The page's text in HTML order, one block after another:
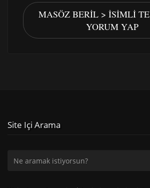
MASÖZ BERIL > İSIMLI
YORUM YAP
Site Içi Arama